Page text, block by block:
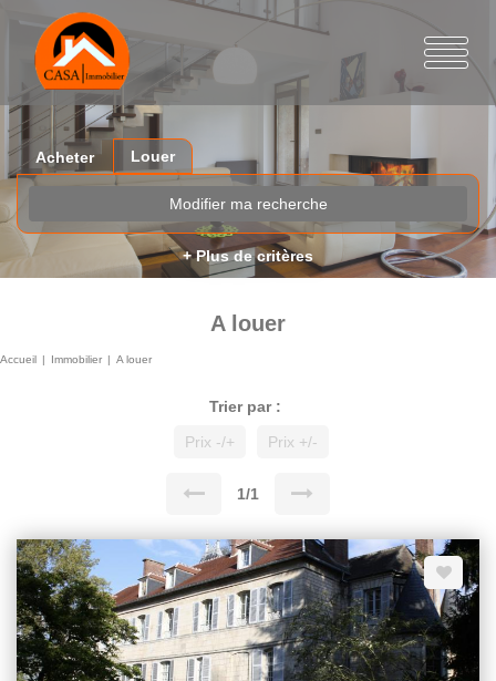
Acheter Louer
Modifier ma recherche
+ Plus de critères
A louer
Accueil Immobilier A louer
Trier par :
Prix -/+
Prix +/-
1/1